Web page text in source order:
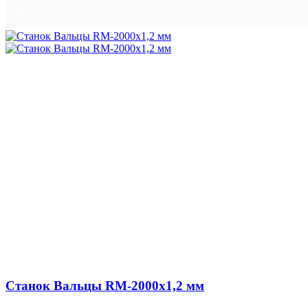
Станок Вальцы RM-2000x1,2 мм